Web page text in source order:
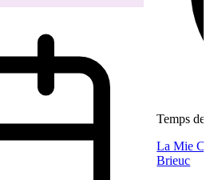
Temps de
La Mie
Brieuc